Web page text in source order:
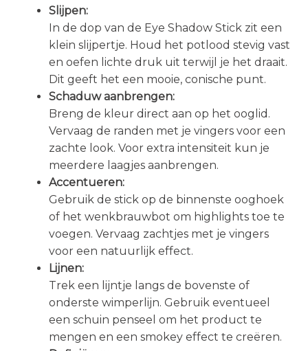
Slijpen:
In de dop van de Eye Shadow Stick zit een
klein slijpertje. Houd het potlood stevig vast
en oefen lichte druk uit terwijl je het draait.
Dit geeft het een mooie, conische punt.
Schaduw aanbrengen:
Breng de kleur direct aan op het ooglid.
Vervaag de randen met je vingers voor een
zachte look. Voor extra intensiteit kun je
meerdere laagjes aanbrengen.
Accentueren:
Gebruik de stick op de binnenste ooghoek
of het wenkbrauwbot om highlights toe te
voegen. Vervaag zachtjes met je vingers
voor een natuurlijk effect.
Lijnen:
Trek een lijntje langs de bovenste of
onderste wimperlijn. Gebruik eventueel
een schuin penseel om het product te
mengen en een smokey effect te creëren.